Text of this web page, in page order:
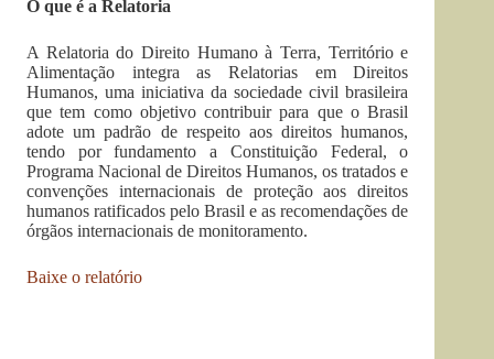
O que é a Relatoria
A Relatoria do Direito Humano à Terra, Território e
Alimentação integra as Relatorias em Direitos
Humanos, uma iniciativa da sociedade civil brasileira
que tem como objetivo contribuir para que o Brasil
adote um padrão de respeito aos direitos humanos,
tendo por fundamento a Constituição Federal, o
Programa Nacional de Direitos Humanos, os tratados e
convenções internacionais de proteção aos direitos
humanos ratificados pelo Brasil e as recomendações de
órgãos internacionais de monitoramento.
Baixe o relatório